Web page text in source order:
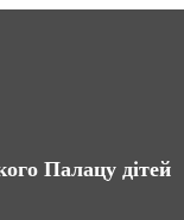
Палацу дітей